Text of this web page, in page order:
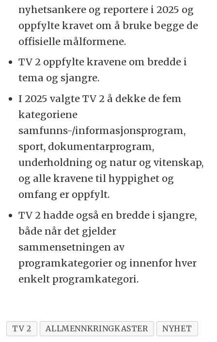
nyhetsankere og reportere i 2025 og
oppfylte kravet om å bruke begge de
offisielle målformene.
TV 2 oppfylte kravene om bredde i
tema og sjangre.
I 2025 valgte TV 2 å dekke de fem
kategoriene
samfunns-/informasjonsprogram,
sport, dokumentarprogram,
underholdning og natur og vitenskap,
og alle kravene til hyppighet og
omfang er oppfylt.
TV 2 hadde også en bredde i sjangre,
både når det gjelder
sammensetningen av
programkategorier og innenfor hver
enkelt programkategori.
TV 2 ALLMENNKRINGKASTER NYHET